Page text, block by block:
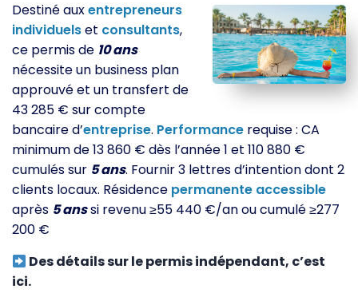
Destiné auxentrepreneurs
individuelset consultants,
ce permis de 10 ans
nécessite un business plan
approuvé et un transfert de
43 285 € sur compte
bancaire d’entreprise. Performance requise : CA
minimum de 13 860 € dès l’année 1 et 110 880 €
cumulés sur 5 ans. Fournir 3 lettres d’intention dont 2
clients locaux. Résidence permanente accessible
après 5 anssi revenu ≥55 440 €/an ou cumulé ≥277
200 €
Des détails sur le permis indépendant, c’est
ici.